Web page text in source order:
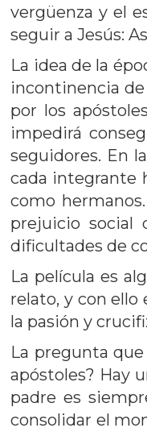
vergüenza y el
seguir a Jesús:
La idea de la
incontinencia de
por los
impedirá
seguidores. En
cada integrante
como
prejuicio social
dificultades de
La película es
relato, y con ello
la pasión y
La pregunta
apóstoles? Hay
padre es
consolidar el